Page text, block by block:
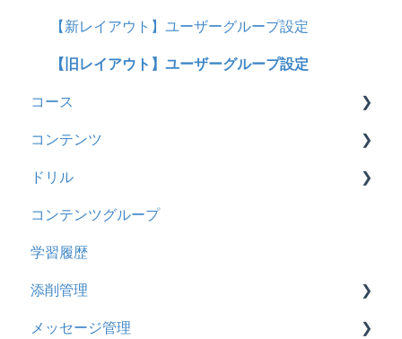
料金
管理ユーザー・受講ユーザー
履歴
コンテンツ
CSV
ドキュメント
ビデオ
ドリル
メール
2025年9月アップデート
2025年3月アップデート
2024年12月アップデート
2024年8月アップデート
2024年5月アップデート
2023年12月アップデート
2023年11月アップデート
2023年8月アップデート
2023年4月アップデート
ロールと権限
【新レイアウト】受講ユーザー登録について
【旧レイアウト】ユーザー編集について
【新レイアウト】ユーザーグループ設定
【旧レイアウト】ユーザーグループ設定
コース
基本操作
新レイアウト
旧レイアウト
コース詳細設定の参考
ストレスチェック
CSVについて
コンテンツ
ビデオ
ドキュメント
多言語表示
リンク
ドリル
概要
問題について
ドリルについて
【問題・ドリル】の参考
コンテンツグループ
学習履歴
添削管理
概要
メッセージ管理